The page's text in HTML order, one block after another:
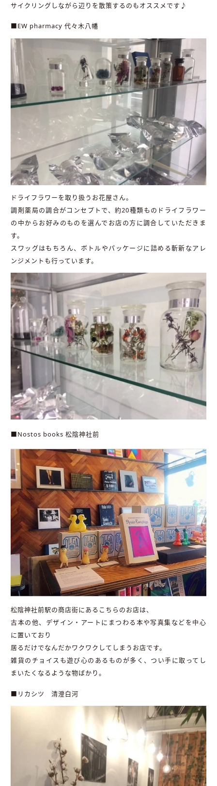
サイクリングしながら辺りを散策するのもオススメです♪
■EW pharmacy 代々木八幡
ドライフラワーを取り扱うお花屋さん。
調剤薬局の調合がコンセプトで、約20種類ものドライフラワー
の中からお好みのものを選んでお店の方に調合していただきま
す。
スワッグはもちろん、ボトルやパッケージに詰める斬新なアレ
ンジメントも行っています。
■Nostos books 松陰神社前
松陰神社前駅の商店街にあるこちらのお店は、
古本の他、デザイン・アートにまつわる本や写真集などを中心
に置いており
居るだけでなんだかワクワクしてしまうお店です。
雑貨のチョイスも遊び心のあるものが多く、つい手に取ってし
まいたくなるような物ばかり。
■リカシツ 清澄白河